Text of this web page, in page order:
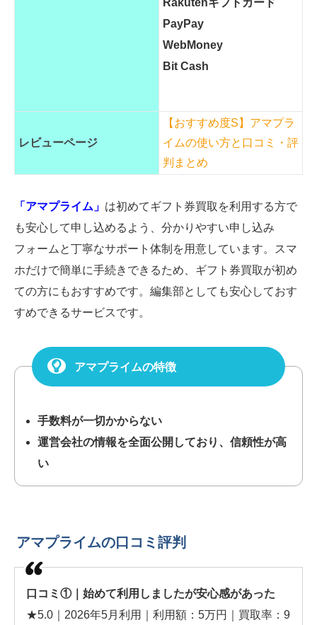
Rakutenギフトカード
PayPay
WebMoney
Bit Cash
レビューページ
【おすすめ度S】アマプラ
イムの使い方と口コミ・評
判まとめ
「アマプライム」 は初めてギフト券買取を利用する方で
も安心して申し込めるよう、分かりやすい申し込み
フォームと丁寧なサポート体制を用意しています。スマ
ホだけで簡単に手続きできるため、ギフト券買取が初め
ての方にもおすすめです。編集部としても安心しておす
すめできるサービスです。
アマプライムの特徴
手数料が一切かからない
運営会社の情報を全面公開しており、信頼性が高
い
アマプライムの口コミ評判
口コミ①｜始めて利用しましたが安心感があった
★5.0｜2026年5月利用｜利用額：5万円｜買取率：9